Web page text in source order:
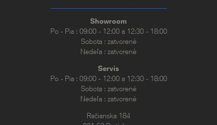
Showroom
Po - Pia : 09:00 - 12:00 a 12:30 - 18:00
Sobota : zatvorené
Nedeľa : zatvorené
Servis
Po - Pia : 09:00 - 12:00 a 12:30 - 18:00
Sobota : zatvorené
Nedeľa : zatvorené
Račianska 184